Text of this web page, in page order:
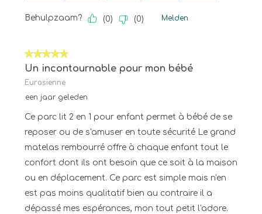
Behulpzaam? (0) (0) Melden
5 van 5 sterren.
Un incontournable pour mon bébé
Eurasienne
een jaar geleden
Ce parc lit 2 en 1 pour enfant permet à bébé de se
reposer ou de s'amuser en toute sécurité Le grand
matelas rembourré offre à chaque enfant tout le
confort dont ils ont besoin que ce soit à la maison
ou en déplacement. Ce parc est simple mais n'en
est pas moins qualitatif bien au contraire il a
dépassé mes espérances, mon tout petit l'adore.